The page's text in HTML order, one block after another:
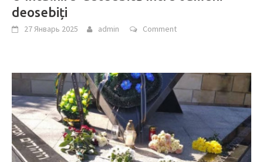
deosebiți
27 Январь 2025 admin Comment